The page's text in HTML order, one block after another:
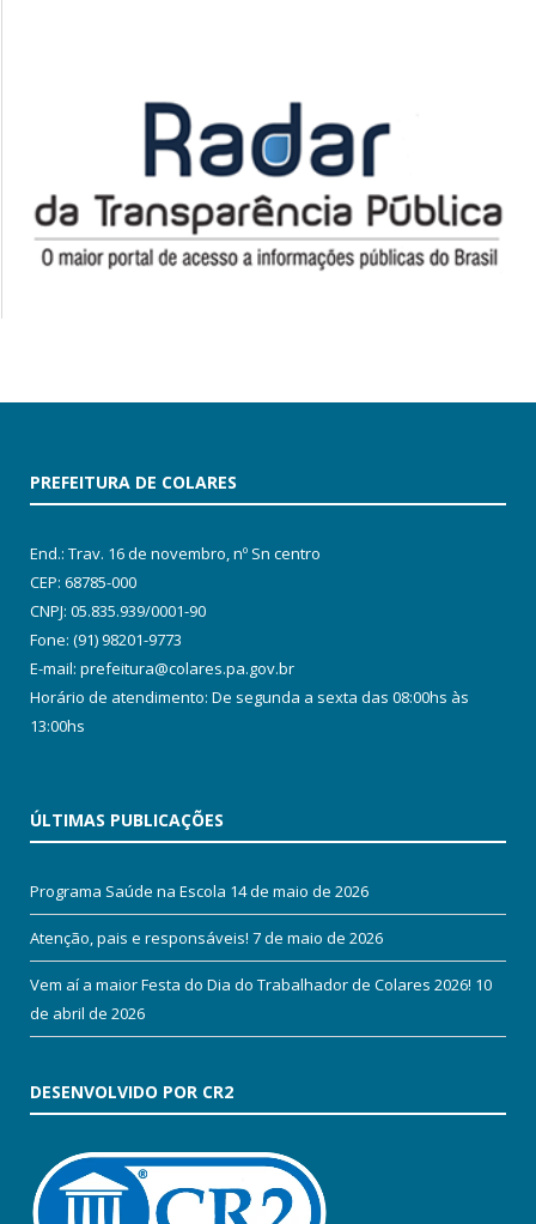
PREFEITURA DE COLARES
End.: Trav. 16 de novembro, nº Sn centro
CEP: 68785-000
CNPJ: 05.835.939/0001-90
Fone: (91) 98201-9773
E-mail: prefeitura@colares.pa.gov.br
Horário de atendimento: De segunda a sexta das 08:00hs às
13:00hs
ÚLTIMAS PUBLICAÇÕES
Programa Saúde na Escola 14 de maio de 2026
Atenção, pais e responsáveis! 7 de maio de 2026
Vem aí a maior Festa do Dia do Trabalhador de Colares 2026! 10
de abril de 2026
DESENVOLVIDO POR CR2